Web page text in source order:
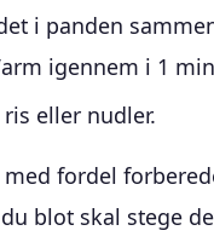
i panden
igennem i 1
eller nudler.
fordel
blot skal stege